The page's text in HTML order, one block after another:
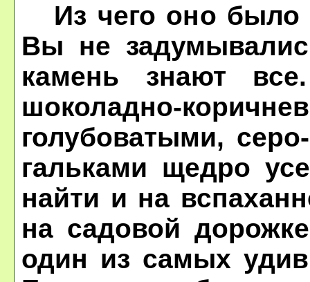
Из чего оно было
Вы не
камень знают
шоколадно-
голубоватыми,
гальками щедро
найти и на
на садовой
один из самых